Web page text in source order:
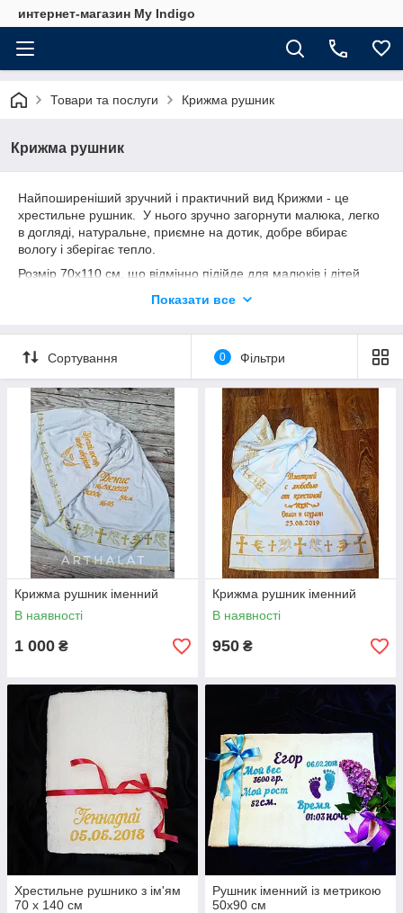
интернет-магазин My Indigo
Товари та послуги Крижма рушник
Крижма рушник
Найпоширеніший зручний і практичний вид Крижми - це
хрестильне рушник. У нього зручно загорнути малюка, легко
в догляді, натуральне, приємне на дотик, добре вбирає
вологу і зберігає тепло.
Розмір 70х110 см, що відмінно підійде для малюків і дітей
та оригінальною за допомогою іменної вишивки.
Показати все
Сортування 0 Фільтри
Крижма рушник іменний
В наявності
1 000 ₴
Крижма рушник іменний
В наявності
950 ₴
Хрестильне рушнико з ім'ям
70 х 140 см
Рушник іменний із метрикою
50х90 см